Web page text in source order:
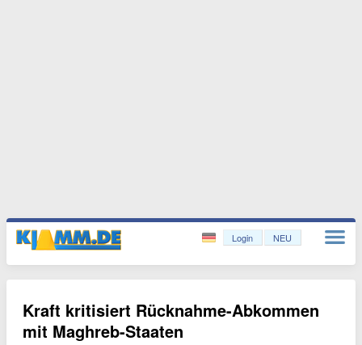
Login NEU
Kraft kritisiert Rücknahme-Abkommen
mit Maghreb-Staaten